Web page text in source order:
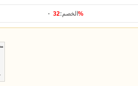
الخصم: 32%